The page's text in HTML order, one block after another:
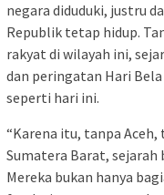
negara diduduki, justru
Republik tetap hidup.
rakyat di wilayah ini,
dan peringatan Hari
seperti hari ini.
“Karena itu, tanpa
Sumatera Barat, sejarah
Mereka bukan hanya